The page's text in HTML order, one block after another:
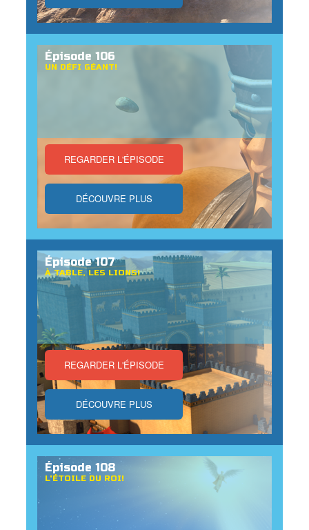
Épisode 106
UN DÉFI GÉANT!
REGARDER L'ÉPISODE
DÉCOUVRE PLUS
Épisode 107
À TABLE, LES LIONS!
REGARDER L'ÉPISODE
DÉCOUVRE PLUS
Épisode 108
L'ÉTOILE DU ROI!